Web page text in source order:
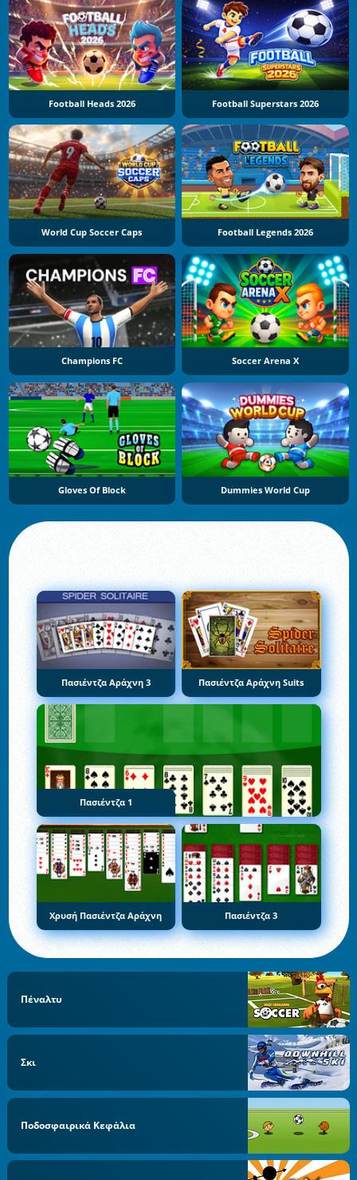
Football Heads 2026 Football Superstars 2026
World Cup Soccer Caps Football Legends 2026
Champions FC Soccer Arena X
Gloves Of Block Dummies World Cup
Πασιέντζα Αράχνη 3 Πασιέντζα Αράχνη Suits
Πασιέντζα 1
Χρυσή Πασιέντζα Αράχνη Πασιέντζα 3
Πέναλτυ
Σκι
Ποδοσφαιρικά Κεφάλια